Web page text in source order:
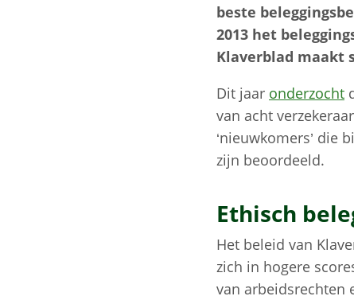
beste
2013 het
Klaverblad maakt
Dit jaar onderzocht
van acht
‘nieuwkomers’ die
zijn beoordeeld.
Ethisch
Het beleid van
zich in hogere
van arbeidsrechten